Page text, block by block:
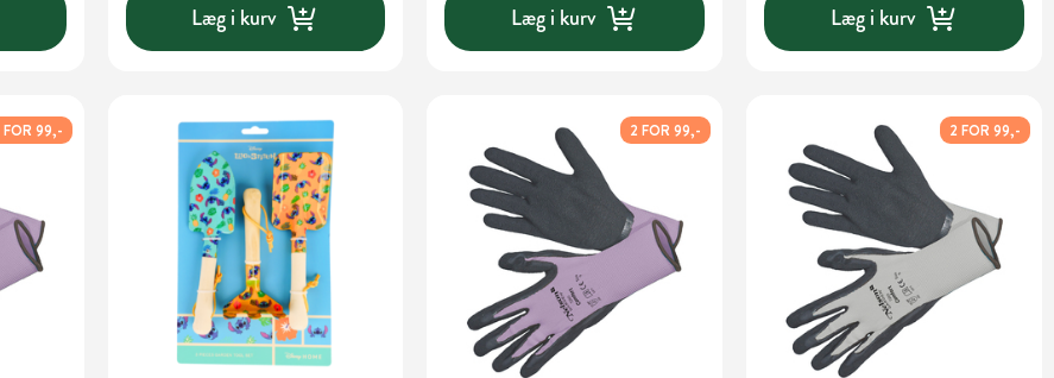
Læg i kurv Læg i kurv Læg i kurv
FOR 99,- 2 FOR 99,- 2 FOR 99,-